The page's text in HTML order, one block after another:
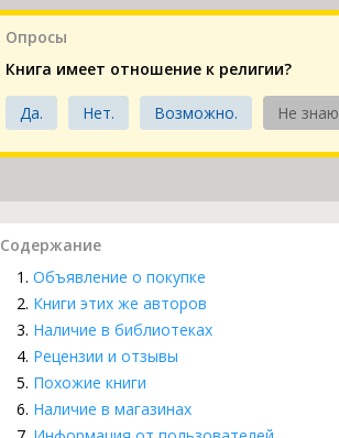
Опросы
Книга имеет отношение к религии?
Да. Нет. Возможно. Не знаю
Содержание
Объявление о покупке
Книги этих же авторов
Наличие в библиотеках
Рецензии и отзывы
Похожие книги
Наличие в магазинах